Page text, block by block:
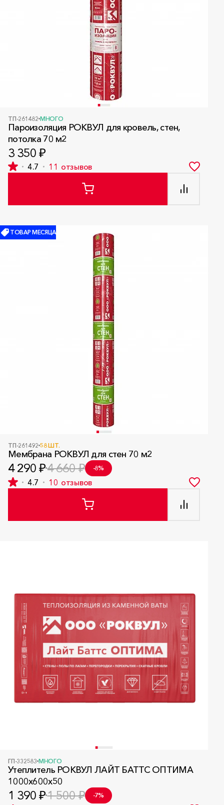
ТП-261482 МНОГО
Пароизоляция РОКВУЛ для кровель, стен,
потолка 70 м2
3 350 ₽
4.7 11 отзывов
ТОВАР МЕСЯЦА
ТП-261492 58 ШТ.
Мембрана РОКВУЛ для стен 70 м2
4 290 ₽4 660 ₽ -8%
4.7 10 отзывов
ГП-332583 МНОГО
Утеплитель РОКВУЛ ЛАЙТ БАТТС ОПТИМА
1000x600x50
1 390 ₽1 500 ₽ -7%